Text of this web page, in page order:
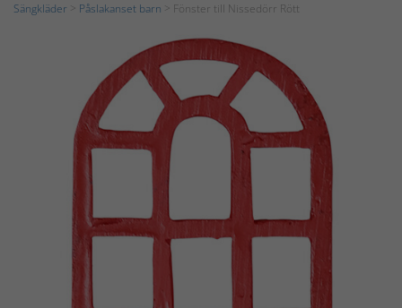
Sängkläder Påslakanset barn > Fönster till Nissedörr Rött